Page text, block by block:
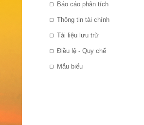
Báo cáo phân tích
Thông tin tài chính
Tài liệu lưu trữ
Điều lệ - Quy chế
Mẫu biểu